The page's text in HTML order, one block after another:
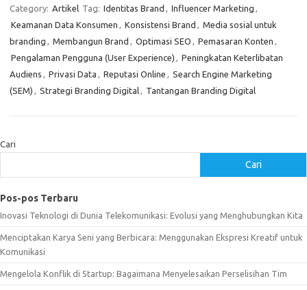
Category: Artikel Tag: Identitas Brand , Influencer Marketing ,
Keamanan Data Konsumen , Konsistensi Brand , Media sosial untuk
branding , Membangun Brand , Optimasi SEO , Pemasaran Konten ,
Pengalaman Pengguna (User Experience) , Peningkatan Keterlibatan
Audiens , Privasi Data , Reputasi Online , Search Engine Marketing
(SEM) , Strategi Branding Digital, Tantangan Branding Digital
Cari
Cari
Pos-pos Terbaru
Inovasi Teknologi di Dunia Telekomunikasi: Evolusi yang Menghubungkan Kita
Menciptakan Karya Seni yang Berbicara: Menggunakan Ekspresi Kreatif untuk
Komunikasi
Mengelola Konflik di Startup: Bagaimana Menyelesaikan Perselisihan Tim